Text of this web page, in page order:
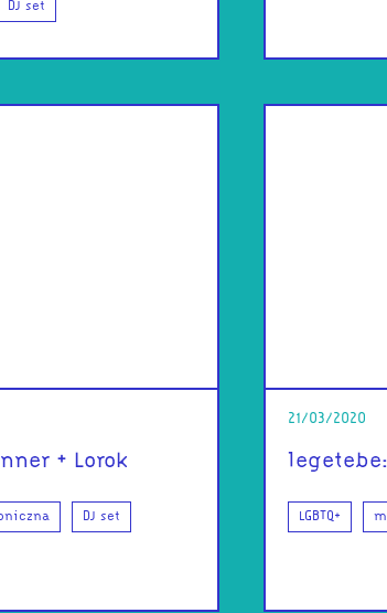
DJ set
+ Lorok
DJ set
21/03/2020
LGBTQ+